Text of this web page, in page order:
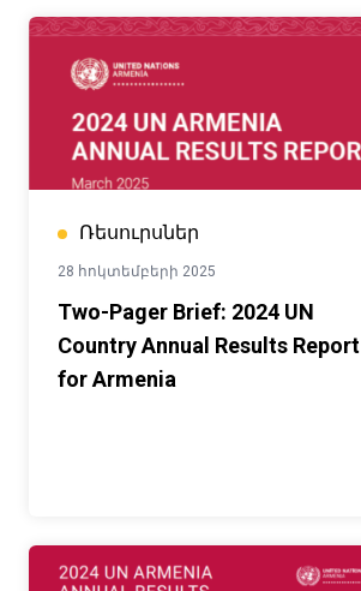
Ռեսուրսներ
28 հոկտեմբերի 2025
Two-Pager Brief: 2024 UN
Country Annual Results Report
for Armenia